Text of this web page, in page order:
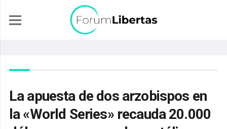
La apuesta de dos arzobispos en
la «World Series» recauda 20.000